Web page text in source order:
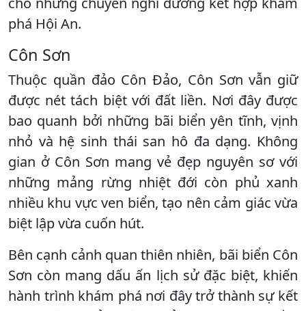
phá Hội An.
Côn Sơn
Thuộc quần đảo Côn Đảo, Côn Sơn vẫn giữ
được nét tách biệt với đất liền. Nơi đây được
bao quanh bởi những bãi biển yên tĩnh, vịnh
nhỏ và hệ sinh thái san hô đa dạng. Không
gian ở Côn Sơn mang vẻ đẹp nguyên sơ với
những mảng rừng nhiệt đới còn phủ xanh
nhiều khu vực ven biển, tạo nên cảm giác vừa
biệt lập vừa cuốn hút.
Bên cạnh cảnh quan thiên nhiên, bãi biển Côn
Sơn còn mang dấu ấn lịch sử đặc biệt, khiến
hành trình khám phá nơi đây trở thành sự kết